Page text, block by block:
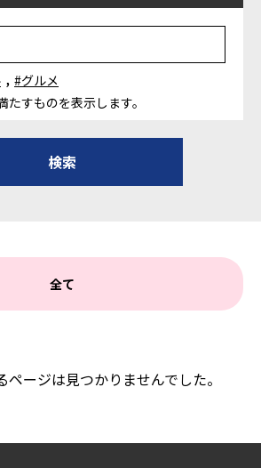
, #グルメ
すものを表示します。
全て
ージは見つかりませんでした。